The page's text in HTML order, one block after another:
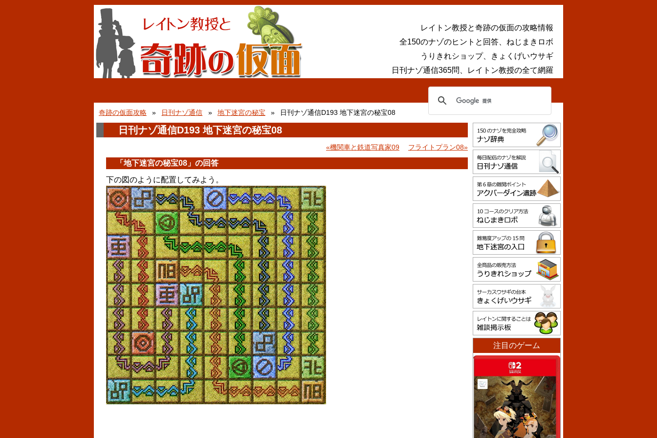
レイトン教授と奇跡の仮面の攻略情報
全150のナゾのヒントと回答、ねじまきロボ
うりきれショップ、きょくげいウサギ
日刊ナゾ通信365問、レイトン教授の全て網羅
奇跡の仮面攻略 日刊ナゾ通信 地下迷宮の秘宝 日刊ナゾ通信D193 地下迷宮の秘宝08
日刊ナゾ通信D193 地下迷宮の秘宝08
機関車と鉄道写真家09 フライトプラン08
「地下迷宮の秘宝08」の回答
下の図のように配置してみよう。
注目のゲーム